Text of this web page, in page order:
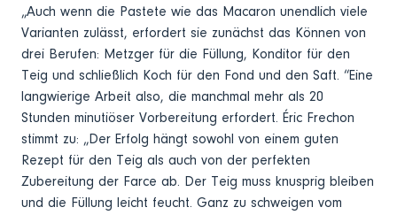
„Auch wenn die Pastete wie das Macaron unendlich viele
Varianten zulässt, erfordert sie zunächst das Können von
drei Berufen: Metzger für die Füllung, Konditor für den
Teig und schließlich Koch für den Fond und den Saft. “Eine
langwierige Arbeit also, die manchmal mehr als 20
Stunden minutiöser Vorbereitung erfordert. Éric Frechon
stimmt zu: „Der Erfolg hängt sowohl von einem guten
Rezept für den Teig als auch von der perfekten
Zubereitung der Farce ab. Der Teig muss knusprig bleiben
und die Füllung leicht feucht. Ganz zu schweigen vom